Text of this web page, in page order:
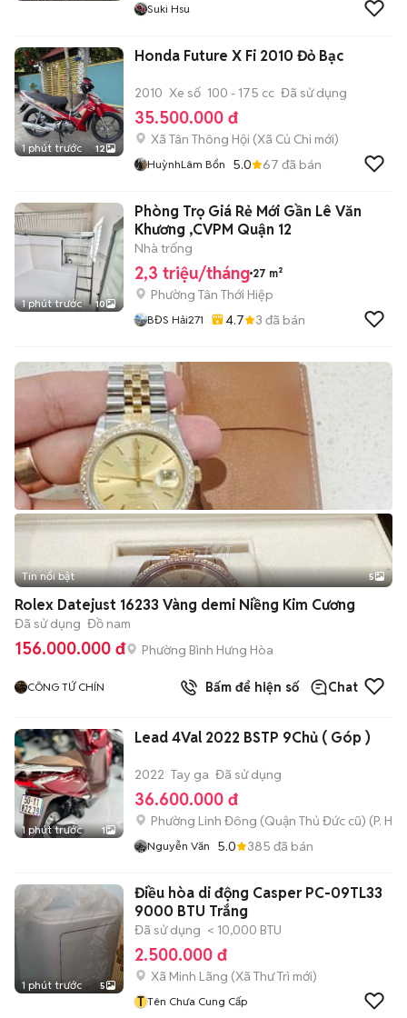
Suki Hsu
1 phút trước 12
Honda Future X Fi 2010 Đỏ Bạc
2010 Xe số 100 - 175 cc Đã sử dụng
35.500.000 đ
Xã Tân Thông Hội (Xã Củ Chi mới)
HuỳnhLâm Bổn 5.0 67 đã bán
1 phút trước 10
Phòng Trọ Giá Rẻ Mới Gần Lê Văn
Khương ,CVPM Quận 12
Nhà trống
2,3 triệu/tháng 27 m²
Phường Tân Thới Hiệp
BĐS Hải271 4.7 3 đã bán
Tin nổi bật 5
Rolex Datejust 16233 Vàng demi Niềng Kim Cương
Đã sử dụng Đồ nam
156.000.000 đ Phường Bình Hưng Hòa
CÔNG TỨ CHÍN Bấm để hiện số Chat
1 phút trước 1
Lead 4Val 2022 BSTP 9Chủ ( Góp )
2022 Tay ga Đã sử dụng
36.600.000 đ
Phường Linh Đông (Quận Thủ Đức cũ) (P.
Nguyễn Văn 5.0 385 đã bán
1 phút trước 5
Điều hòa di động Casper PC-09TL33
9000 BTU Trắng
Đã sử dụng < 10,000 BTU
2.500.000 đ
Xã Minh Lãng (Xã Thư Trì mới)
T Tên Chưa Cung Cấp